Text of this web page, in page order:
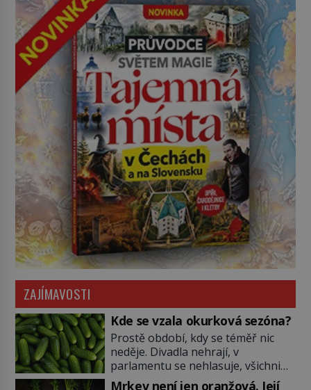
ZAJÍMAVOSTI
Kde se vzala okurková sezóna?
Prostě období, kdy se téměř nic
neděje. Divadla nehrají, v
parlamentu se nehlasuje, všichni
jsou na dovolené a média tak
Mrkev není jen oranžová. Její